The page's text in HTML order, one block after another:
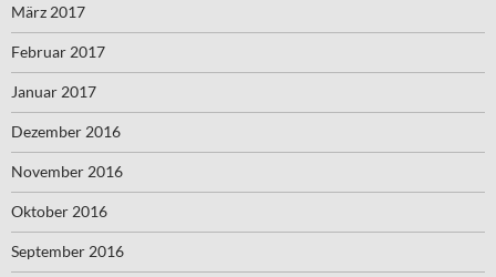
März 2017
Februar 2017
Januar 2017
Dezember 2016
November 2016
Oktober 2016
September 2016